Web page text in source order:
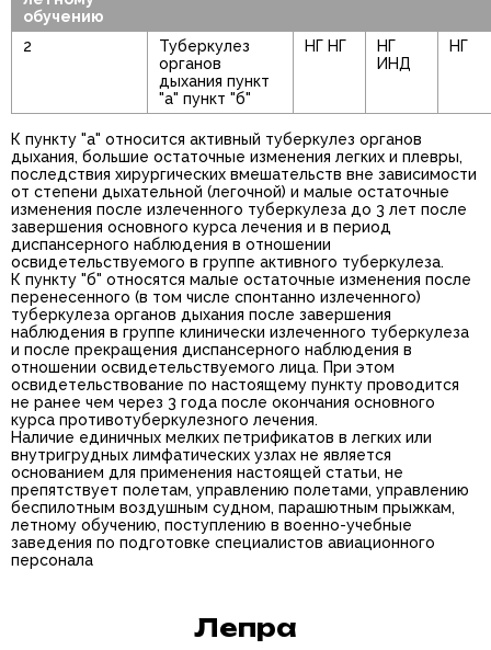
обучению
2
Туберкулез
органов
дыхания пункт
"а" пункт "б"
НГ НГ
НГ
ИНД
НГ
К пункту "а" относится активный туберкулез органов
дыхания, большие остаточные изменения легких и плевры,
последствия хирургических вмешательств вне зависимости
от степени дыхательной (легочной) и малые остаточные
изменения после излеченного туберкулеза до 3 лет после
завершения основного курса лечения и в период
диспансерного наблюдения в отношении
освидетельствуемого в группе активного туберкулеза.
К пункту "б" относятся малые остаточные изменения после
перенесенного (в том числе спонтанно излеченного)
туберкулеза органов дыхания после завершения
наблюдения в группе клинически излеченного туберкулеза
и после прекращения диспансерного наблюдения в
отношении освидетельствуемого лица. При этом
освидетельствование по настоящему пункту проводится
не ранее чем через 3 года после окончания основного
курса противотуберкулезного лечения.
Наличие единичных мелких петрификатов в легких или
внутригрудных лимфатических узлах не является
основанием для применения настоящей статьи, не
препятствует полетам, управлению полетами, управлению
беспилотным воздушным судном, парашютным прыжкам,
летному обучению, поступлению в военно-учебные
заведения по подготовке специалистов авиационного
персонала
Лепра